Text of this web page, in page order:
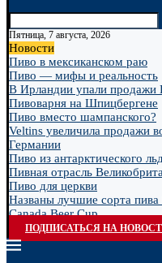
Пятница, 7 августа, 2026
Новости
Пиво в мексиканском раю
Пиво — мифы и реальность
В Ирландии упали продажи
Пивоварня на Шпицбергене
Пиво вместо шампанского?
Veltins увеличила продажи
Германии
Пиво из антарктического
Пивная отрасль
Пиво для церкви
Названы лучшие сорта
Canada Beer Cup...
ПОДПИСАТЬСЯ НА